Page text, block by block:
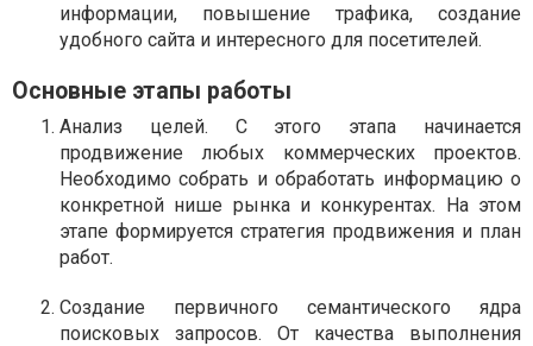
информации, повышение трафика, создание
удобного сайта и интересного для посетителей.
Основные этапы работы
Анализ целей. С этого этапа начинается
продвижение любых коммерческих проектов.
Необходимо собрать и обработать информацию о
конкретной нише рынка и конкурентах. На этом
этапе формируется стратегия продвижения и план
работ.
Создание первичного семантического ядра
поисковых запросов. От качества выполнения